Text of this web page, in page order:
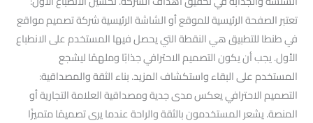
تعتبر الصفحة الرئيسية للموقع أو الشاشة الرئيسية شركة تصميم مواقع
في طنطا للتطبيق هي النقطة التي يحصل فيها المستخدم على الانطباع
الأول. يجب أن يكون التصميم الاحترافي جذابًا وملهمًا ليشجع
المستخدم على البقاء واستكشاف المزيد. بناء الثقة والمصداقية:
التصميم الاحترافي يعكس مدى جدية ومصداقية العلامة التجارية أو
المنصة. يشعر المستخدمون بالثقة والراحة عندما يرى تصميمًا متميزًا